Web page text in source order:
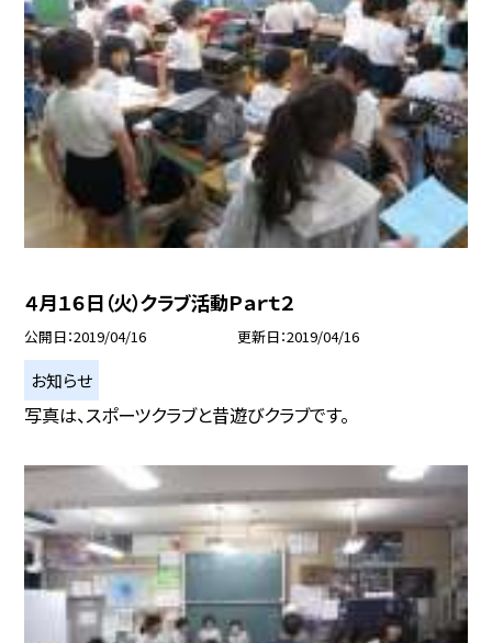
４月１６日（火）クラブ活動Ｐａｒｔ２
公開日 2019/04/16 更新日 2019/04/16
お知らせ
写真は、スポーツクラブと昔遊びクラブです。